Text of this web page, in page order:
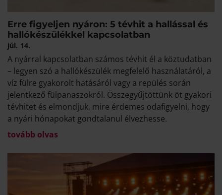
Erre figyeljen nyáron: 5 tévhit a hallással és
hallókészülékkel kapcsolatban
júl. 14.
A nyárral kapcsolatban számos tévhit él a köztudatban
– legyen szó a hallókészülék megfelelő használatáról, a
víz fülre gyakorolt hatásáról vagy a repülés során
jelentkező fülpanaszokról. Összegyűjtöttünk öt gyakori
tévhitet és elmondjuk, mire érdemes odafigyelni, hogy
a nyári hónapokat gondtalanul élvezhesse.
tovább olvas